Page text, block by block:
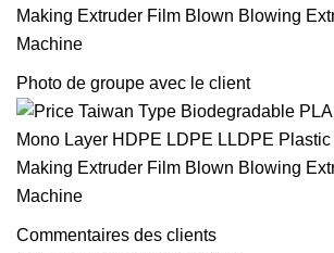
Photo de groupe avec le client
Commentaires des clients